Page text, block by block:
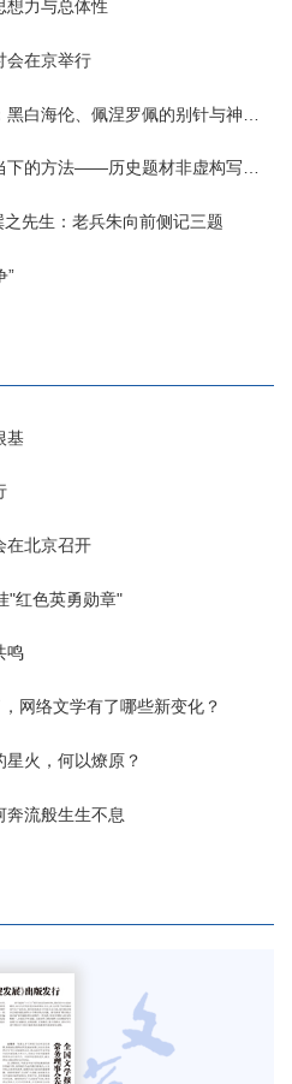
想力与总体性
会在京举行
伦、佩涅罗佩的别针与神秘入侵者
方法——历史题材非虚构写作多人谈
之先生：老兵朱向前侧记三题
”
基
在北京召开
"红色英勇勋章"
鸣
网络文学有了哪些新变化？
火，何以燎原？
奔流般生生不息